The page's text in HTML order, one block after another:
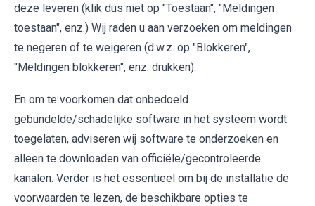
deze leveren (klik dus niet op "Toestaan", "Meldingen
toestaan", enz.) Wij raden u aan verzoeken om meldingen
te negeren of te weigeren (d.w.z. op "Blokkeren",
"Meldingen blokkeren", enz. drukken).
En om te voorkomen dat onbedoeld
gebundelde/schadelijke software in het systeem wordt
toegelaten, adviseren wij software te onderzoeken en
alleen te downloaden van officiële/gecontroleerde
kanalen. Verder is het essentieel om bij de installatie de
voorwaarden te lezen, de beschikbare opties te